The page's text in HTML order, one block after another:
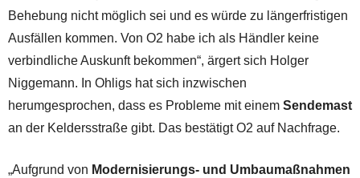
Behebung nicht möglich sei und es würde zu längerfristigen
Ausfällen kommen. Von O2 habe ich als Händler keine
verbindliche Auskunft bekommen“, ärgert sich Holger
Niggemann. In Ohligs hat sich inzwischen
herumgesprochen, dass es Probleme mit einem Sendemast
an der Keldersstraße gibt. Das bestätigt O2 auf Nachfrage.
„Aufgrund von Modernisierungs- und Umbaumaßnahmen